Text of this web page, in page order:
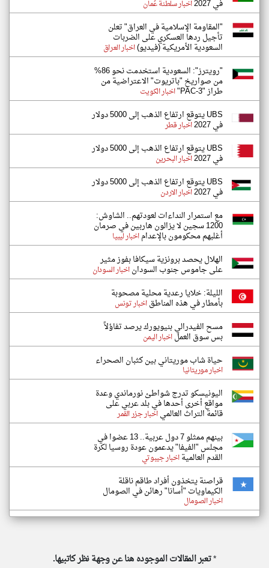
في 2027 اخبار سلطنة عُمان
"المقاومة الإسلامية في العراق" تعلن
تأجيل ردها العسكري على الضربات
السعودية الأمريكية (فيديو)اخبار العراق
"رويترز": السعودية استخدمت نحو 86%
من صواريخ "باتريوت" الاعتراضية من
طراز "PAC-3" اخبار الكويت
UBS يتوقع ارتفاع الذهب إلى 5000 دولار
في 2027 اخبار قطر
UBS يتوقع ارتفاع الذهب إلى 5000 دولار
في 2027 اخبار البحرين
UBS يتوقع ارتفاع الذهب إلى 5000 دولار
في 2027 اخبار الاردن
مع استمرار النداءات لعودتهم.. الشاوش:
1200 سجين لا يزالون هاربين في صرمان
أغلبهم محكومون بالإعداماخبار ليبيا
الهلال يحصد برونزية سيكافا بفوز مثير
على جاموس جنوب السوداناخبار السودان
الليلة: خلايا رعدية محلية مصحوبة
بأمطار في هذه المناطقاخبار تونس
مسح الفيدرالي بنيويورك يرصد تفاؤلاً
بس سوق العملاخبار اليمن
حياة شاب موريتاني بين كثبان الصحراء
اخبار موريتانيا
اليونيسكو تدرج شواطئ نورماندي وعدة
مواقع أخرى أحدها في بلد عربي على
قائمة التراث العالمياخبار جزر القمر
بينهم ممثلو 7 دول عربية.. 13 عضوا في
مجلس "الفيفا" يدعمون عودة روسيا لكرة
القدم العالميةاخبار جيبوتي
قراصنة يتخذون أفراد طاقم ناقلة
الكيماويات "أسانا" رهائن في الصومال
اخبار الصومال
*تعبر المقالات الموجوده هنا عن وجهة نظر كاتبيها.